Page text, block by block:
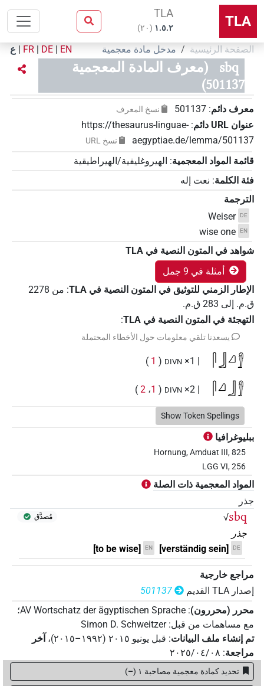
TLA
TLA
۱.٥.٢ (٢٠)
الصفحة الرئيسية مدخل مادة معجمية EN
|
DE
|
FR
| ع
sbq
(معرف المادة المعجمية
501137)
معرف دائم:
501137 نسخ المعرف
عنوان‏ ‏URL‏ دائم :
https://thesaurus-linguae-
aegyptiae.de/lemma/501137
نسخ‏ ‏URL
قائمة المواد المعجمية: الهيروغليفية/الهيراطيقية
فئة الكلمة: نعت إله
الترجمة
DE
Weiser
EN
wise one
شواهد في المتون النصية في ‏TLA
أمثلة في 9 جمل
الإطار الزمني للتوثيق في المتون النصية في ‏TLA
: من 2278
ق.م. إلى 283 ق.م.
التهجئة في المتون النصية في TLA
:
يسعدنا تلقي معلومات حول الأخطاء المحتملة
𓋴𓃀𓈎𓀾
DIVN
(
1
)
𓋴𓈎𓃀𓀾
DIVN
(
1، 2
)
𓋴𓃀𓀾
| 1×
Show Token Spellings
ببليوغرافيا
Hornung, Amduat III, 825
LGG VI, 256
المواد المعجمية ذات الصلة
جذر
√sbq مُصدَّق
جذر
DE
[verständig sein]
EN
[to be wise]
مراجع خارجية
إصدار‏ ‏TLA‏ القديم
501137
محرر (محررون):
AV Wortschatz der ägyptischen Sprache؛
مع مساهمات من قبل:
Simon D. Schweitzer
تم إنشاء ملف البيانات: قبل يونيو ۲۰۱٥ (۱۹۹۲–۲۰۱٥) ، آخر
مراجعة: ٢٠٢٥/٠٤/٠٨
تحديد كمادة معجمية مصاحبة ١ –
)